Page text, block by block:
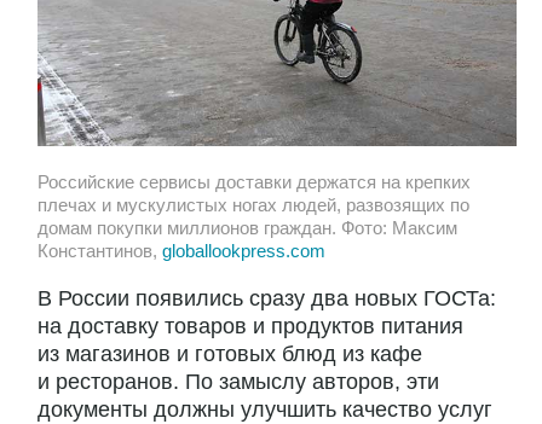
Российские сервисы доставки держатся на крепких
плечах и мускулистых ногах людей, развозящих по
домам покупки миллионов граждан. Фото: Максим
Константинов, globallookpress.com
В России появились сразу два новых ГОСТа:
на доставку товаров и продуктов питания
из магазинов и готовых блюд из кафе
и ресторанов. По замыслу авторов, эти
документы должны улучшить качество услуг